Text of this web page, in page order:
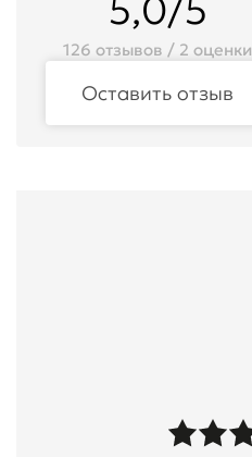
5,0/5
126 отзывов / 2 оценки
Оставить отзыв